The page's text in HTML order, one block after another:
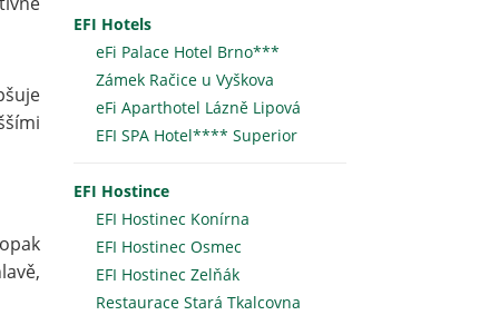
EFI Hotels
eFi Palace Hotel Brno***
Zámek Račice u Vyškova
eFi Aparthotel Lázně Lipová
EFI SPA Hotel**** Superior
EFI Hostince
EFI Hostinec Konírna
EFI Hostinec Osmec
EFI Hostinec Zelňák
Restaurace Stará Tkalcovna